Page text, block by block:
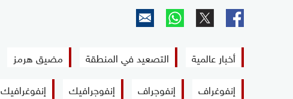
أخبار عالمية التصعيد في المنطقة مضيق هرمز
إنفوغراف
إنفوجراف إنفوجرافيك إنفوغرافيك